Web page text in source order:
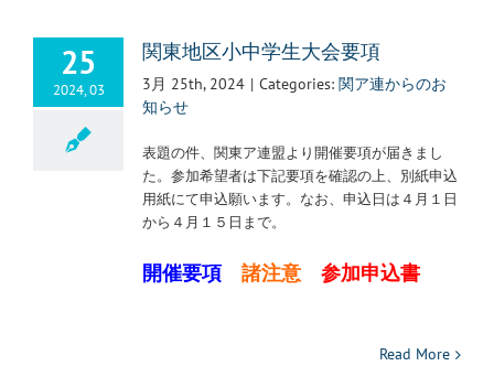
25
2024, 03
関東地区小中学生大会要項
3月 25th, 2024 | Categories: 関ア連からのお
知らせ
表題の件、関東ア連盟より開催要項が届きまし
た。参加希望者は下記要項を確認の上、別紙申込
用紙にて申込願います。なお、申込日は４月１日
から４月１５日まで。
開催要項 諸注意 参加申込書
Read More